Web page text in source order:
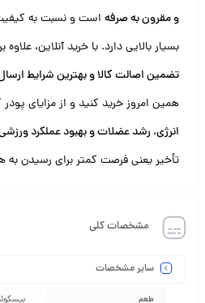
و مقرون به صرفه است و نسبت به
بسیار بالایی دارد. با خرید آنلاین،
تضمین اصالت کالا و بهترین شرایط
همین امروز خرید کنید و از مزایای
انرژی، رشد عضلات و بهبود عملکرد
تأخیر یعنی فرصت کمتر برای رسیدن
مشخصات کلی
سایر مشخصات
طعم